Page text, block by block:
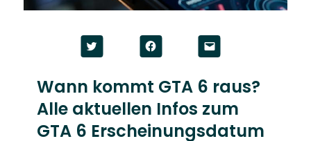
Wann kommt GTA 6 raus?
Alle aktuellen Infos zum
GTA 6 Erscheinungsdatum
to
Twitter
(Opens
new
window)
to
Facebook
(Opens
new
window)
to
link
to
friend
(Opens
in
new